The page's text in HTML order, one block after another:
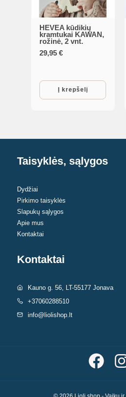
HEVEA kūdikių
kramtukai KAWAN,
rožinė, 2 vnt.
29,95€
Į krepšelį
Taisyklės, sąlygos
Dydžiai
Pirkimo taisyklės
Slapukų sąlygos
Apie mus
Kontaktai
Kontaktai
Kauno g. 56, LT-55177 Jonava
+37060288510
info@liolishop.lt